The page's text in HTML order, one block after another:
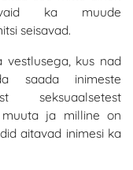
vaid ka muude
seisavad.
vestlusega, kus nad
saada inimeste
seksuaalsetest
muuta ja milline on
aitavad inimesi ka